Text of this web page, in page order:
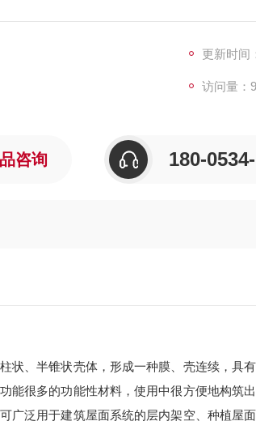
更新时间
访问量：
咨询 180-
状、半锥状壳体，形成一种膜、壳连续，具
能很多的功能性材料，使用中很方便地构筑
广泛用于建筑屋面系统的层内架空、种植屋